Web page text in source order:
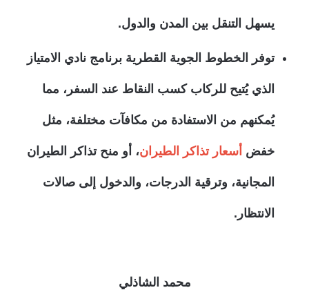
يسهل التنقل بين المدن والدول.
توفر الخطوط الجوية القطرية برنامج نادي الامتياز
الذي يُتيح للركاب كسب النقاط عند السفر، مما
يُمكنهم من الاستفادة من مكافآت مختلفة، مثل
خفض أسعار تذاكر الطيران، أو منح تذاكر الطيران
المجانية، وترقية الدرجات، والدخول إلى صالات
الانتظار.
محمد الشاذلي